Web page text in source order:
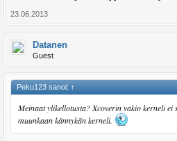
23.06.2013
Datanen
Guest
Peku123 sanoi: ↑
Meinaat ylikellotusta? Xcoverin vakio kerneli
muunkaan kännykän kerneli.